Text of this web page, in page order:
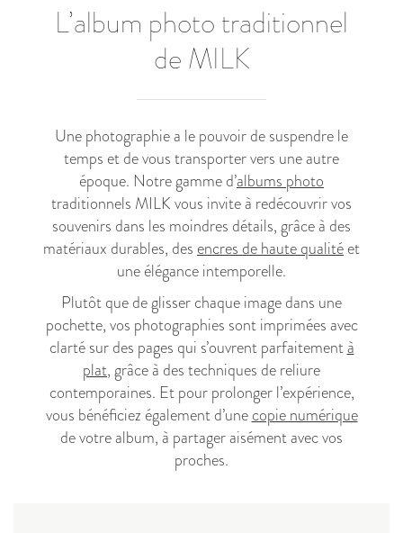
L’album photo traditionnel
de MILK
Une photographie a le pouvoir de suspendre le
temps et de vous transporter vers une autre
époque. Notre gamme d’albums photo
traditionnels MILK vous invite à redécouvrir vos
souvenirs dans les moindres détails, grâce à des
matériaux durables, des encres de haute qualitéet
une élégance intemporelle.
Plutôt que de glisser chaque image dans une
pochette, vos photographies sont imprimées avec
clarté sur des pages qui s’ouvrent parfaitementà
plat, grâce à des techniques de reliure
contemporaines. Et pour prolonger l’expérience,
vous bénéficiez également d’unecopie numérique
de votre album, à partager aisément avec vos
proches.